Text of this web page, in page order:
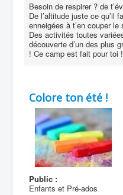
Besoin de respirer ? de
De l’altitude juste ce qu’il
enneigées à t’en couper
Des activités toutes
découverte d’un des plus
! Ce camp est fait pour toi
Colore ton été !
Public :
Enfants et Pré-ados